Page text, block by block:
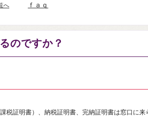
へ
ｆａｑ
のですか？
証明書）、納税証明書、完納証明書は窓口に来